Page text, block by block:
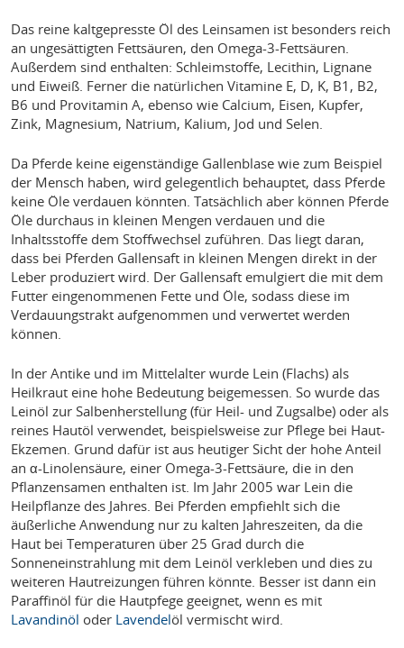
Das reine kaltgepresste Öl des Leinsamen ist besonders reich
an ungesättigten Fettsäuren, den Omega-3-Fettsäuren.
Außerdem sind enthalten: Schleimstoffe, Lecithin, Lignane
und Eiweiß. Ferner die natürlichen Vitamine E, D, K, B1, B2,
B6 und Provitamin A, ebenso wie Calcium, Eisen, Kupfer,
Zink, Magnesium, Natrium, Kalium, Jod und Selen.
Da Pferde keine eigenständige Gallenblase wie zum Beispiel
der Mensch haben, wird gelegentlich behauptet, dass Pferde
keine Öle verdauen könnten. Tatsächlich aber können Pferde
Öle durchaus in kleinen Mengen verdauen und die
Inhaltsstoffe dem Stoffwechsel zuführen. Das liegt daran,
dass bei Pferden Gallensaft in kleinen Mengen direkt in der
Leber produziert wird. Der Gallensaft emulgiert die mit dem
Futter eingenommenen Fette und Öle, sodass diese im
Verdauungstrakt aufgenommen und verwertet werden
können.
In der Antike und im Mittelalter wurde Lein (Flachs) als
Heilkraut eine hohe Bedeutung beigemessen. So wurde das
Leinöl zur Salbenherstellung (für Heil- und Zugsalbe) oder als
reines Hautöl verwendet, beispielsweise zur Pflege bei Haut-
Ekzemen. Grund dafür ist aus heutiger Sicht der hohe Anteil
an α-Linolensäure, einer Omega-3-Fettsäure, die in den
Pflanzensamen enthalten ist. Im Jahr 2005 war Lein die
Heilpflanze des Jahres. Bei Pferden empfiehlt sich die
äußerliche Anwendung nur zu kalten Jahreszeiten, da die
Haut bei Temperaturen über 25 Grad durch die
Sonneneinstrahlung mit dem Leinöl verkleben und dies zu
weiteren Hautreizungen führen könnte. Besser ist dann ein
Paraffinöl für die Hautpfege geeignet, wenn es mit
Lavandinöl oder Lavendelöl vermischt wird.